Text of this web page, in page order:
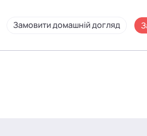
Замовити домашній догляд